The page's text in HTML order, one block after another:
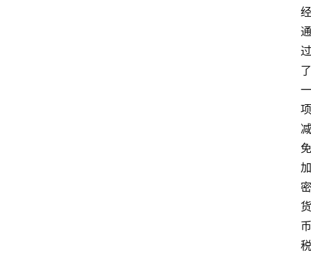
经
通
过
了
一
项
减
免
加
密
货
币
税